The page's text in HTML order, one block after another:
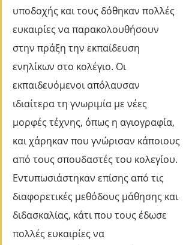
υποδοχής και τους δόθηκαν πολλές
ευκαιρίες να παρακολουθήσουν
στην πράξη την εκπαίδευση
ενηλίκων στο κολέγιο. Οι
εκπαιδευόμενοι απόλαυσαν
ιδιαίτερα τη γνωριμία με νέες
μορφές τέχνης, όπως η αγιογραφία,
και χάρηκαν που γνώρισαν κάποιους
από τους σπουδαστές του κολεγίου.
Εντυπωσιάστηκαν επίσης από τις
διαφορετικές μεθόδους μάθησης και
διδασκαλίας, κάτι που τους έδωσε
πολλές ευκαιρίες να